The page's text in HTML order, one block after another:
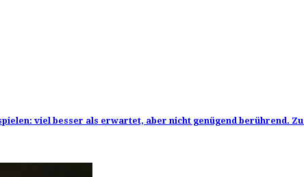
viel besser als erwartet, aber nicht genügend berührend.